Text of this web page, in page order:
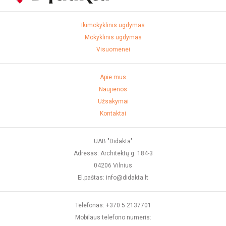
Ikimokyklinis ugdymas
Mokyklinis ugdymas
Visuomenei
Apie mus
Naujienos
Užsakymai
Kontaktai
UAB "Didakta"
Adresas: Architektų g. 184-3
04206 Vilnius
El.paštas: info@didakta.lt
Telefonas: +370 5 2137701
Mobilaus telefono numeris: